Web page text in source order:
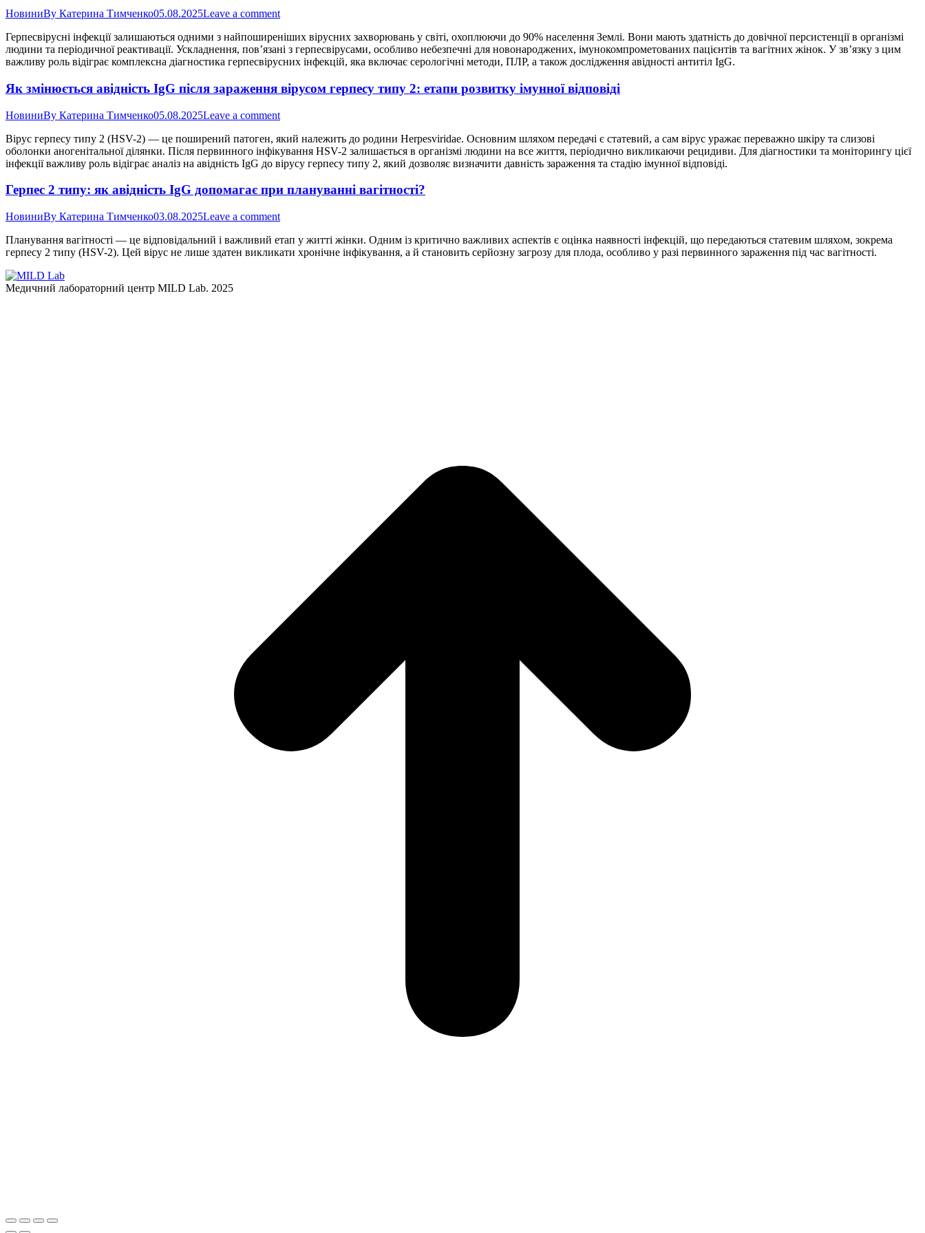
НовиниBy Катерина Тимченко05.08.2025Leave a comment
Герпесвірусні інфекції залишаються одними з найпоширеніших вірусних захворювань у світі, охоплюючи до 90% населення Землі. Вони мають здатність до довічної персистенції в організмі
людини та періодичної реактивації. Ускладнення, пов’язані з герпесвірусами, особливо небезпечні для новонароджених, імунокомпрометованих пацієнтів та вагітних жінок. У зв’язку з цим
важливу роль відіграє комплексна діагностика герпесвірусних інфекцій, яка включає серологічні методи, ПЛР, а також дослідження авідності антитіл IgG.
Як змінюється авідність IgG після зараження вірусом герпесу типу 2: етапи розвитку імунної відповіді
НовиниBy Катерина Тимченко05.08.2025Leave a comment
Вірус герпесу типу 2 (HSV-2) — це поширений патоген, який належить до родини Herpesviridae. Основним шляхом передачі є статевий, а сам вірус уражає переважно шкіру та слизові
оболонки аногенітальної ділянки. Після первинного інфікування HSV-2 залишається в організмі людини на все життя, періодично викликаючи рецидиви. Для діагностики та моніторингу цієї
інфекції важливу роль відіграє аналіз на авідність IgG до вірусу герпесу типу 2, який дозволяє визначити давність зараження та стадію імунної відповіді.
Герпес 2 типу: як авідність IgG допомагає при плануванні вагітності?
НовиниBy Катерина Тимченко03.08.2025Leave a comment
Планування вагітності — це відповідальний і важливий етап у житті жінки. Одним із критично важливих аспектів є оцінка наявності інфекцій, що передаються статевим шляхом, зокрема
герпесу 2 типу (HSV-2). Цей вірус не лише здатен викликати хронічне інфікування, а й становить серйозну загрозу для плода, особливо у разі первинного зараження під час вагітності.
Медичний лабораторний центр MILD Lab. 2025